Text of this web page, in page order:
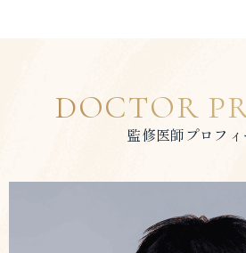
DOCTOR
監修医師プロフ